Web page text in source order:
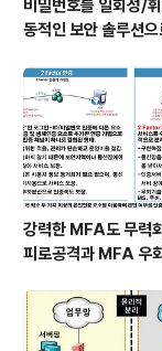
비밀번호를 일회성/
동적인 보안 솔루션으
강력한 MFA도 무력
피로공격과 MFA 우